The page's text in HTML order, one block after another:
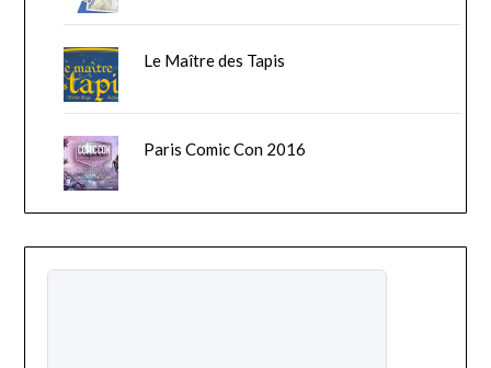
Le Maître des Tapis
Paris Comic Con 2016